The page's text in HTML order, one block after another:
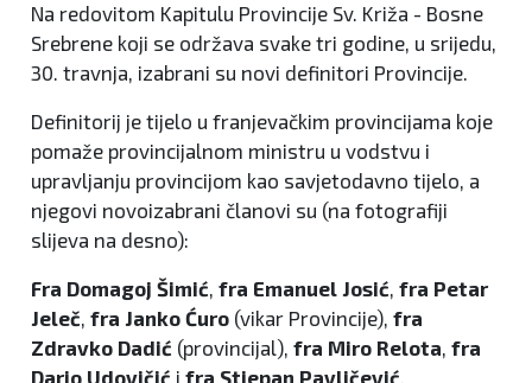
Na redovitom Kapitulu Provincije Sv. Križa - Bosne
Srebrene koji se održava svake tri godine, u srijedu,
30. travnja, izabrani su novi definitori Provincije.
Definitorij je tijelo u franjevačkim provincijama koje
pomaže provincijalnom ministru u vodstvu i
upravljanju provincijom kao savjetodavno tijelo, a
njegovi novoizabrani članovi su (na fotografiji
slijeva na desno):
Fra Domagoj Šimić, fra Emanuel Josić, fra Petar
Jeleč, fra Janko Ćuro (vikar Provincije), fra
Zdravko Dadić (provincijal), fra Miro Relota, fra
Dario Udovičić i fra Stjepan Pavličević.